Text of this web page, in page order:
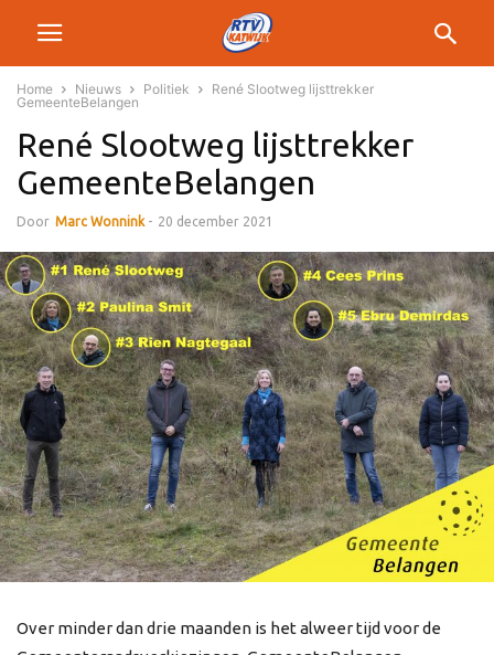
Home Nieuws Politiek
René Slootweg lijsttrekker
GemeenteBelangen
René Slootweg lijsttrekker
GemeenteBelangen
Door Marc Wonnink - 20 december 2021
Over minder dan drie maanden is het alweer tijd voor de